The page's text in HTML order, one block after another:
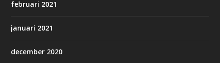
februari 2021
januari 2021
december 2020